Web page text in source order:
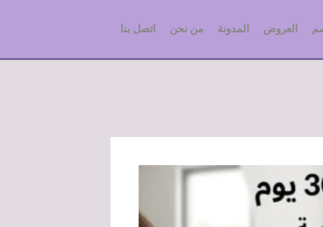
العروض المدونة من نحن اتصل بنا